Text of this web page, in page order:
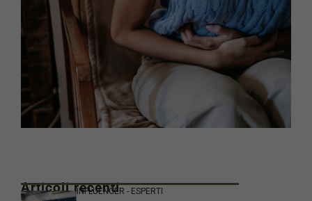
Articoli recentiINFLUENCER - ESPERTI